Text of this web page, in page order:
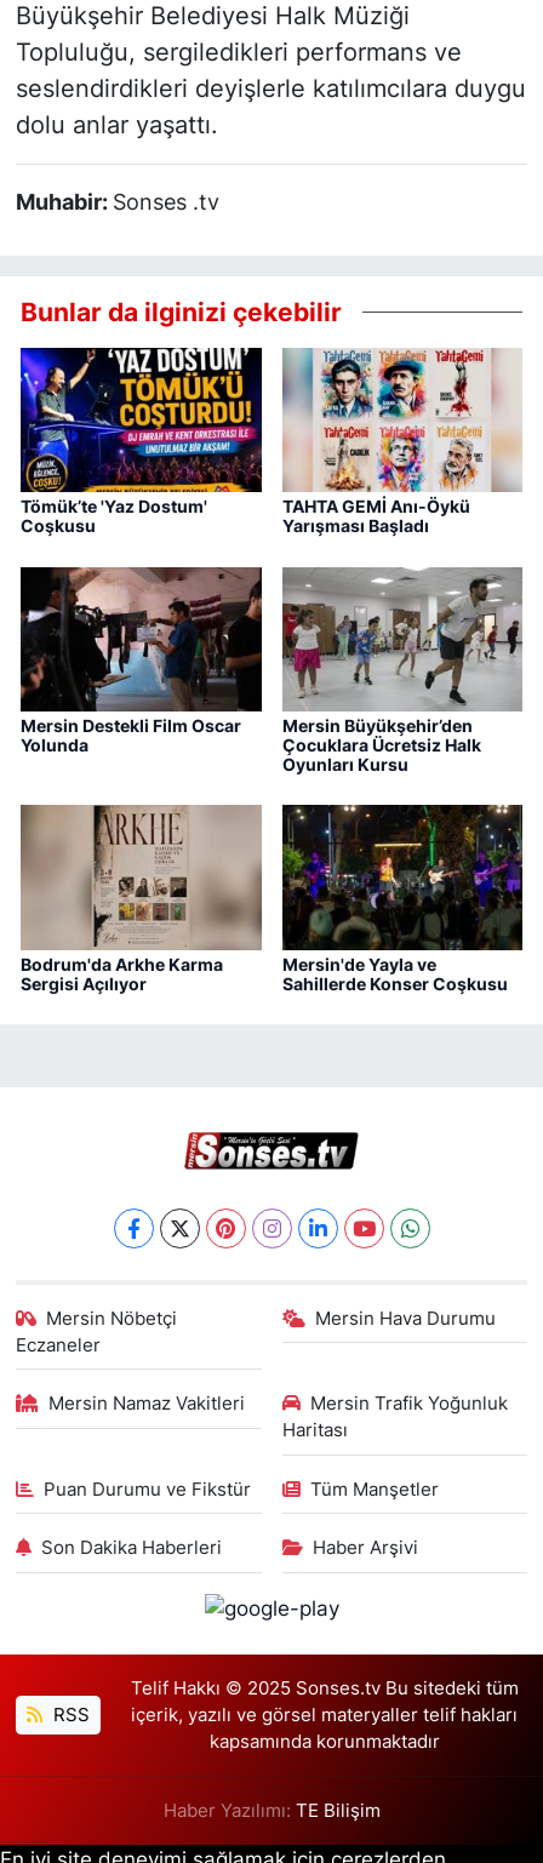
Büyükşehir Belediyesi Halk Müziği
Topluluğu, sergiledikleri performans ve
seslendirdikleri deyişlerle katılımcılara duygu
dolu anlar yaşattı.
Muhabir: Sonses .tv
Bunlar da ilginizi çekebilir
Tömük’te 'Yaz Dostum'
Coşkusu
TAHTA GEMİ Anı-Öykü
Yarışması Başladı
Mersin Destekli Film Oscar
Yolunda
Mersin Büyükşehir’den
Çocuklara Ücretsiz Halk
Oyunları Kursu
Bodrum'da Arkhe Karma
Sergisi Açılıyor
Mersin'de Yayla ve
Sahillerde Konser Coşkusu
Mersin Nöbetçi
Eczaneler
Mersin Hava Durumu
Mersin Namaz Vakitleri
Mersin Trafik Yoğunluk
Haritası
Puan Durumu ve Fikstür Tüm Manşetler
Son Dakika Haberleri Haber Arşivi
RSS
Telif Hakkı © 2025 Sonses.tv Bu sitedeki tüm
içerik, yazılı ve görsel materyaller telif hakları
kapsamında korunmaktadır
Haber Yazılımı: TE Bilişim